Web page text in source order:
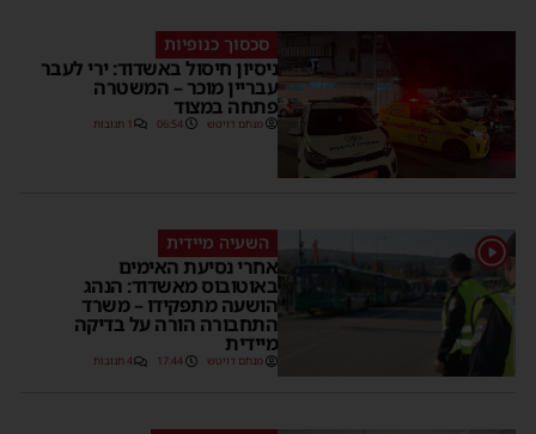
סכסוך כנופיות
ניסיון חיסול באשדוד: ירי לעבר
עבריין מוכר – המשטרה
פתחה במצוד
מנחם דויטש 06:54 1 תגובות
השעיה מיידית
אחרי נסיעת האימים
באוטובוס מאשדוד: הנהג
הושעה מתפקידו – משרד
התחבורה הורה על בדיקה
מיידית
מנחם דויטש 17:44 4 תגובות